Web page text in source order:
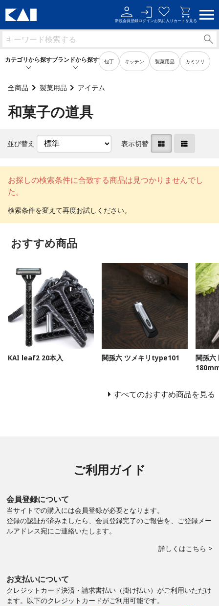
新規会員登録ログインお気に入り カートを見る
カテゴリから探す
キッチン用品
ビューティーケア用品
メンズケア用品
身だしなみ用品
裁縫・ソーイング用品
ブランドから探す
キッチン用品
ビューティーケア用品
メンズケア用品
身だしなみ用品
裁縫・ソーイング用品
包丁 キッチン 製菓用品 カミソリ
全商品 製菓用品 アイテム
和菓子の道具
並び替え 表示切替
お探しの検索条件に合致する商品は見つかりませんでし
た。
おすすめ商品
KAI leaf2 20本入 関孫六 ツメキリtype101
関孫六
すべてのおすすめ商品を見る
ご利用ガイド
会員登録について
当サイトでの購入には会員登録が必要となります。
登録の認証が済みましたら、会員登録完了のご報告を、ご登録メー
ルアドレス宛にご連絡いたします。
詳しくはこちら >
お支払いについて
クレジットカード決済・請求書払い（掛け払い）がご利用いただけ
ます。以下のクレジットカードがご利用可能です。